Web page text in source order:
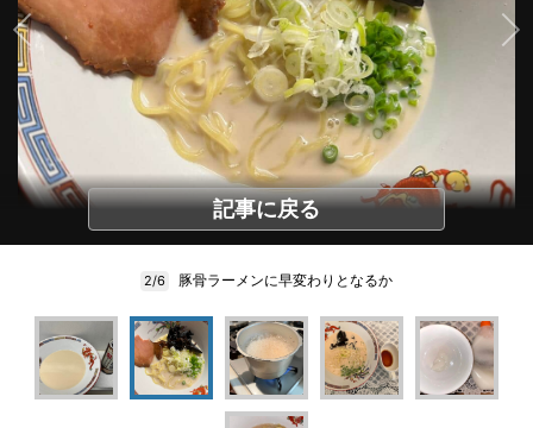
記事に戻る
2/6 豚骨ラーメンに早変わりとなるか